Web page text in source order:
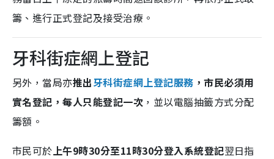
籌、進行正式登記及接受治療。
牙科街症網上登記
另外，當局亦推出牙科街症網上登記服務 ，市民必須用
實名登記，每人只能登記一次 ，並以電腦抽籤方式分配
籌額。
市民可於上午9時30分至11時30分登入系統登記翌日指